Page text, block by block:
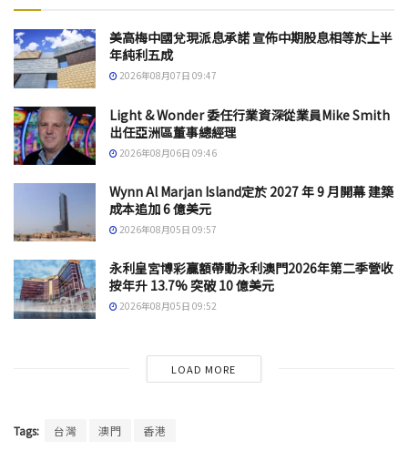
美高梅中國兌現派息承諾 宣佈中期股息相等於上半
年純利五成
2026年08月07日 09:47
Light & Wonder 委任行業資深從業員Mike Smith
出任亞洲區董事總經理
2026年08月06日 09:46
Wynn Al Marjan Island定於 2027 年 9 月開幕 建築
成本追加 6 億美元
2026年08月05日 09:57
永利皇宮博彩贏額帶動永利澳門2026年第二季營收
按年升 13.7% 突破 10 億美元
2026年08月05日 09:52
LOAD MORE
Tags: 台灣 澳門 香港